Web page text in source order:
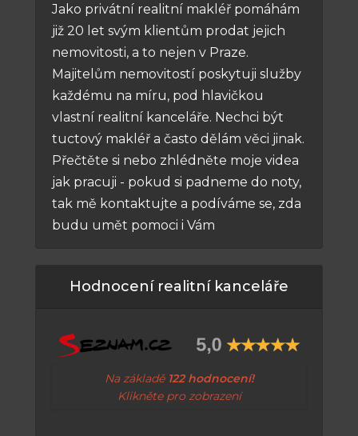
Jako privátní realitní makléř pomáhám
již 20 let svým klientům prodat jejich
nemovitosti, a to nejen v Praze.
Majitelům nemovitostí poskytuji služby
každému na míru, pod hlavičkou
vlastní realitní kanceláře. Nechci být
tuctový makléř a často dělám věci jinak.
Přečtěte si nebo zhlédněte moje videa
jak pracuji - pokud si padneme do noty,
tak mě kontaktujte a podíváme se, zda
budu umět pomoci i Vám
Hodnocení realitní kanceláře
Na základě 122 hodnocení!
Klikněte pro zobrazení